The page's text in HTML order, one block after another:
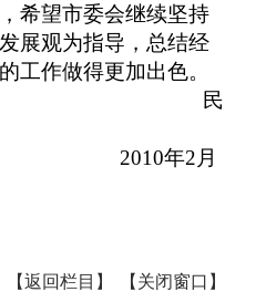
希望市委会继续坚持
展观为指导，总结经
工作做得更加出色。
民
2010年2 月
【返回栏目】 【关闭窗口】